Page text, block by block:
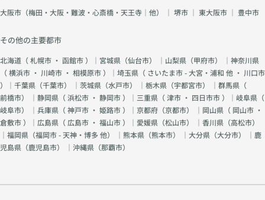
大阪市（梅田・大阪・難波・心斎橋・天王寺｜他） ｜ 堺市 ｜ 東大阪市 ｜ 豊中市
その他の主要都市
北海道（札幌市 ・ 函館市）｜宮城県（仙台市） ｜山梨県（甲府市） ｜神奈川県
（横浜市 ・ 川崎市 ・ 相模原市）｜埼玉県（ さいたま市 - 大宮・浦和 他 ・ 川口市
）｜千葉県（千葉市） ｜茨城県（水戸市） ｜栃木県（宇都宮市） ｜群馬県（
前橋市） ｜静岡県（浜松市 ・ 静岡市）｜三重県（津市 ・ 四日市市）｜岐阜県（
岐阜市） ｜兵庫県（神戸市 ・ 姫路市）｜京都府（京都市） ｜岡山県（ 岡山市 ・
倉敷市）｜広島県（ 広島市 ・ 福山市）｜愛媛県（松山市） ｜香川県（高松市）
｜福岡県（福岡市 - 天神・博多 他） ｜熊本県（熊本市） ｜大分県（大分市） ｜鹿
児島県（鹿児島市） ｜沖縄県（那覇市）